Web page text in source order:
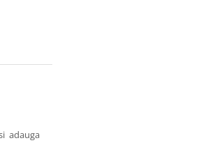
adauga